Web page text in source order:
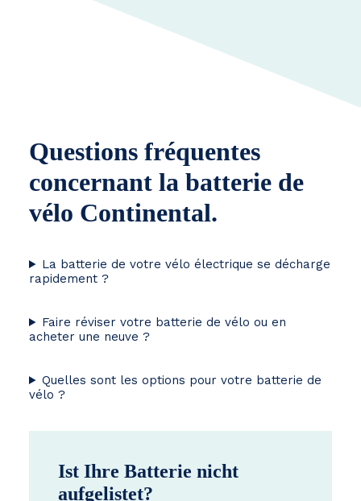
Questions fréquentes
concernant la batterie de
vélo Continental.
La batterie de votre vélo électrique se décharge
rapidement ?
Faire réviser votre batterie de vélo ou en
acheter une neuve ?
Quelles sont les options pour votre batterie de
vélo ?
Ist Ihre Batterie nicht
aufgelistet?